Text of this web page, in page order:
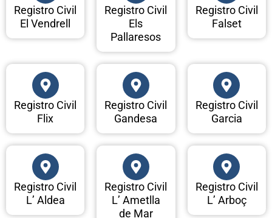
Registro Civil
El Vendrell
Registro Civil
Els
Pallaresos
Registro Civil
Falset
Registro Civil
Flix
Registro Civil
Gandesa
Registro Civil
Garcia
Registro Civil
L’ Aldea
Registro Civil
L’ Ametlla
de Mar
Registro Civil
L’ Arboç